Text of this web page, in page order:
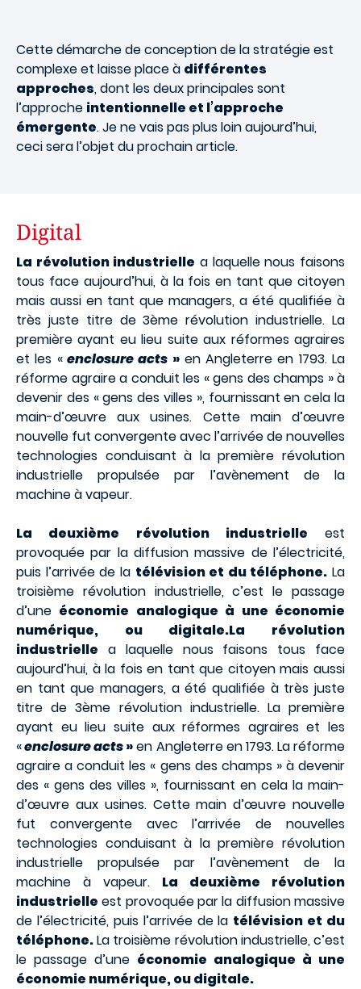
Cette démarche de conception de la stratégie est
complexe et laisse place à différentes
approches, dont les deux principales sont
l’approche intentionnelle et l’approche
émergente. Je ne vais pas plus loin aujourd’hui,
ceci sera l’objet du prochain article.
Digital
La révolution industrielle a laquelle nous faisons
tous face aujourd’hui, à la fois en tant que citoyen
mais aussi en tant que managers, a été qualifiée à
très juste titre de 3ème révolution industrielle. La
première ayant eu lieu suite aux réformes agraires
et les « enclosure acts »en Angleterre en 1793. La
réforme agraire a conduit les « gens des champs » à
devenir des « gens des villes », fournissant en cela la
main-d’œuvre aux usines. Cette main d’œuvre
nouvelle fut convergente avec l’arrivée de nouvelles
technologies conduisant à la première révolution
industrielle propulsée par l’avènement de la
machine à vapeur.
La deuxième révolution industrielle est
provoquée par la diffusion massive de l’électricité,
puis l’arrivée de la télévision et du téléphone. La
troisième révolution industrielle, c’est le passage
d’une économie analogique à une économie
numérique, ou digitale.La révolution
industrielle a laquelle nous faisons tous face
aujourd’hui, à la fois en tant que citoyen mais aussi
en tant que managers, a été qualifiée à très juste
titre de 3ème révolution industrielle. La première
ayant eu lieu suite aux réformes agraires et les
«enclosure acts»en Angleterre en 1793. La réforme
agraire a conduit les « gens des champs » à devenir
des « gens des villes », fournissant en cela la main-
d’œuvre aux usines. Cette main d’œuvre nouvelle
fut convergente avec l’arrivée de nouvelles
technologies conduisant à la première révolution
industrielle propulsée par l’avènement de la
machine à vapeur. La deuxième révolution
industrielle est provoquée par la diffusion massive
de l’électricité, puis l’arrivée de la télévision et du
téléphone.La troisième révolution industrielle, c’est
le passage d’une économie analogique à une
économie numérique, ou digitale.